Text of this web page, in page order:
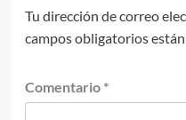
Tu dirección de correo
campos obligatorios
Comentario *